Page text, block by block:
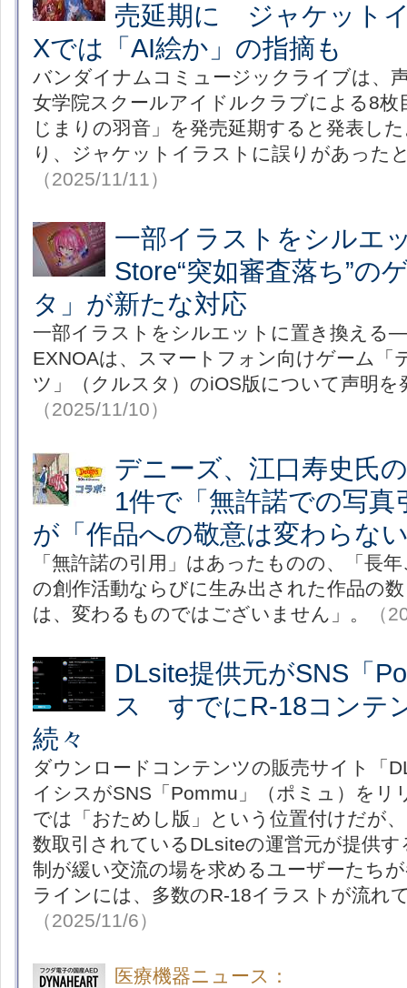
売延期に ジャケット
Xでは「AI絵か」の指摘も
バンダイナムコミュージックライブは、
女学院スクールアイドルクラブによる8枚
じまりの羽音」を発売延期すると発表し
り、ジャケットイラストに誤りがあった
（2025/11/11）
一部イラストをシルエ
Store“突如審査落ち”の
タ」が新たな対応
一部イラストをシルエットに置き換える
EXNOAは、スマートフォン向けゲーム「
ツ」（クルスタ）のiOS版について声明を
（2025/11/10）
デニーズ、江口寿史氏
1件で「無許諾での写
が「作品への敬意は変わらな
「無許諾の引用」はあったものの、「長
の創作活動ならびに生み出された作品の
は、変わるものではございません」。
（
DLsite提供元がSNS「
ス すでにR-18コンテ
続々
ダウンロードコンテンツの販売サイト「
イシスがSNS「Pommu」（ポミュ）をリ
では「おためし版」という位置付けだが
数取引されているDLsiteの運営元が提供
制が緩い交流の場を求めるユーザーたち
ラインには、多数のR-18イラストが流れ
（2025/11/6）
医療機器ニュース：